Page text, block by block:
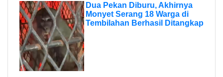
Dua Pekan Diburu, Akhirnya
Monyet Serang 18 Warga di
Tembilahan Berhasil Ditangkap